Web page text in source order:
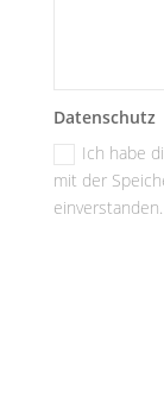
Datenschutz
Ich habe
mit der
einverstanden.